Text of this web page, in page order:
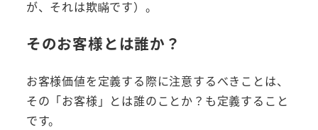
が、それは欺瞞です）。
そのお客様とは誰か？
お客様価値を定義する際に注意するべきことは、
その「お客様」とは誰のことか？も定義すること
です。